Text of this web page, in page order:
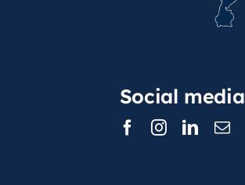
Social media